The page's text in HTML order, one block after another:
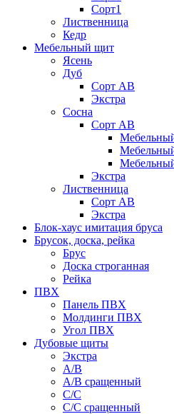
Сорт1
Лиственница
Кедр
Мебельный щит
Ясень
Дуб
Сорт АВ
Экстра
Сосна
Сорт АВ
Экстра
Лиственница
Сорт АВ
Экстра
Блок-хаус имитация бруса
Брусок, доска, рейка
Брус
Доска строганная
Рейка
ПВХ
Панель ПВХ
Молдинги ПВХ
Угол ПВХ
Дубовые щиты
Экстра
А/В
А/В сращенный
С/С
С/С сращенный